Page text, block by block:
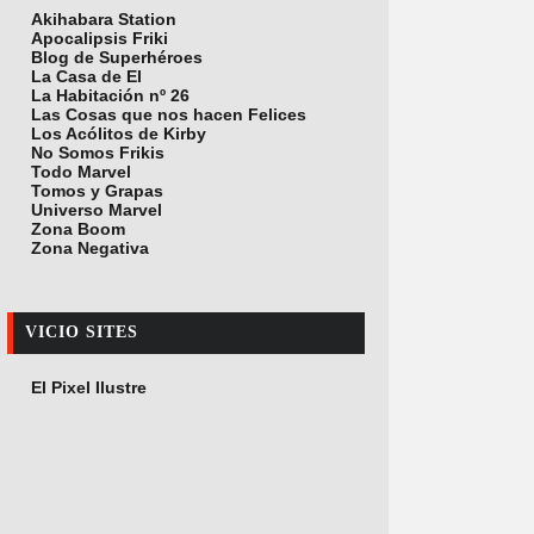
Akihabara Station
Apocalipsis Friki
Blog de Superhéroes
La Casa de El
La Habitación nº 26
Las Cosas que nos hacen Felices
Los Acólitos de Kirby
No Somos Frikis
Todo Marvel
Tomos y Grapas
Universo Marvel
Zona Boom
Zona Negativa
VICIO SITES
El Pixel Ilustre